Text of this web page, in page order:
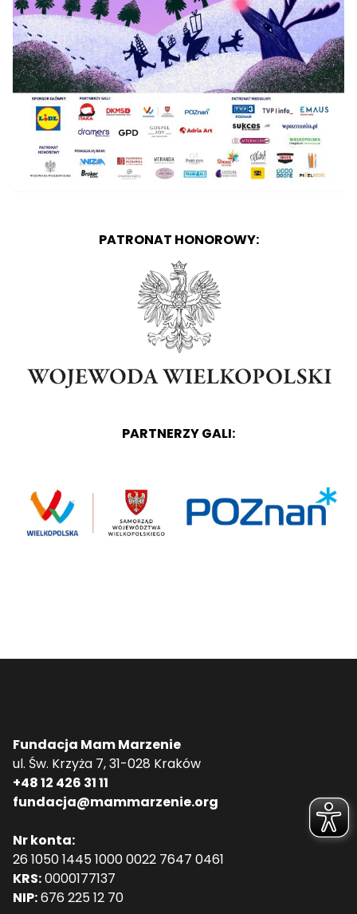
PATRONAT HONOROWY:
PARTNERZY GALI:
Fundacja Mam Marzenie
ul. Św. Krzyża 7, 31-028 Kraków
+48 12 426 31 11
fundacja@mammarzenie.org
Nr konta:
26 1050 1445 1000 0022 7647 0461
KRS:0000177137
NIP:676 225 12 70